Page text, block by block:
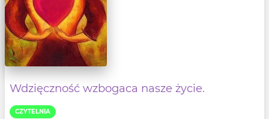
Wdzięczność wzbogaca nasze życie.
CZYTELNIA